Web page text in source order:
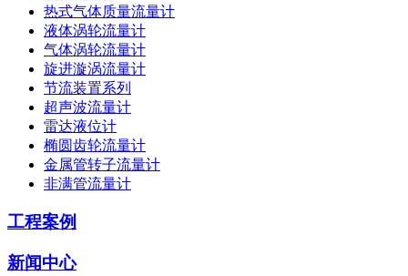
热式气体质量流量计
液体涡轮流量计
气体涡轮流量计
旋进漩涡流量计
节流装置系列
超声波流量计
雷达液位计
椭圆齿轮流量计
金属管转子流量计
非满管流量计
工程案例
新闻中心